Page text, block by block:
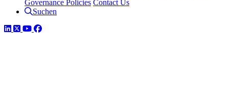
Governance Policies Contact Us
Suchen
LinkedIn
TwitterYouTube
Facebook